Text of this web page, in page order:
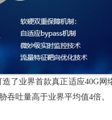
了业界首款真正适应40G
吞吐量高于业界平均值4倍。